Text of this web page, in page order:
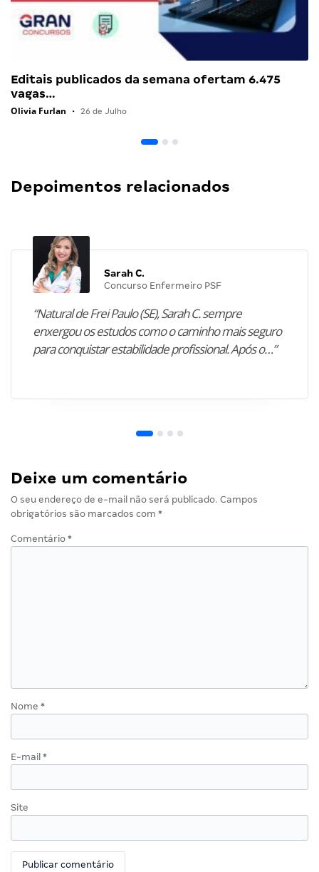
Editais publicados da semana ofertam 6.475
vagas…
Olivia Furlan • 26 de Julho
Depoimentos relacionados
Sarah C.
Concurso Enfermeiro PSF
“Natural de Frei Paulo (SE), Sarah C. sempre
enxergou os estudos como o caminho mais seguro
para conquistar estabilidade profissional. Após o…”
Deixe um comentário
O seu endereço de e-mail não será publicado. Campos
obrigatórios são marcados com *
Comentário *
Nome *
E-mail *
Site